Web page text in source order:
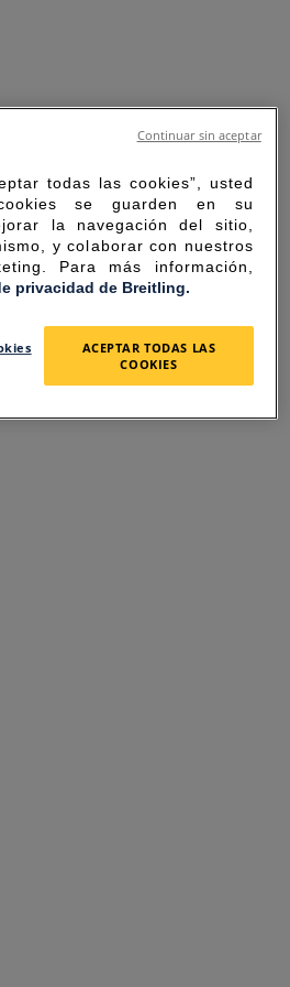
FOR THE
todas las cookies”, usted
se guarden en su
la navegación del sitio,
y colaborar con nuestros
Para más información,
privacidad de Breitling.
ACEPTAR TODAS LAS
COOKIES
Continuar sin aceptar